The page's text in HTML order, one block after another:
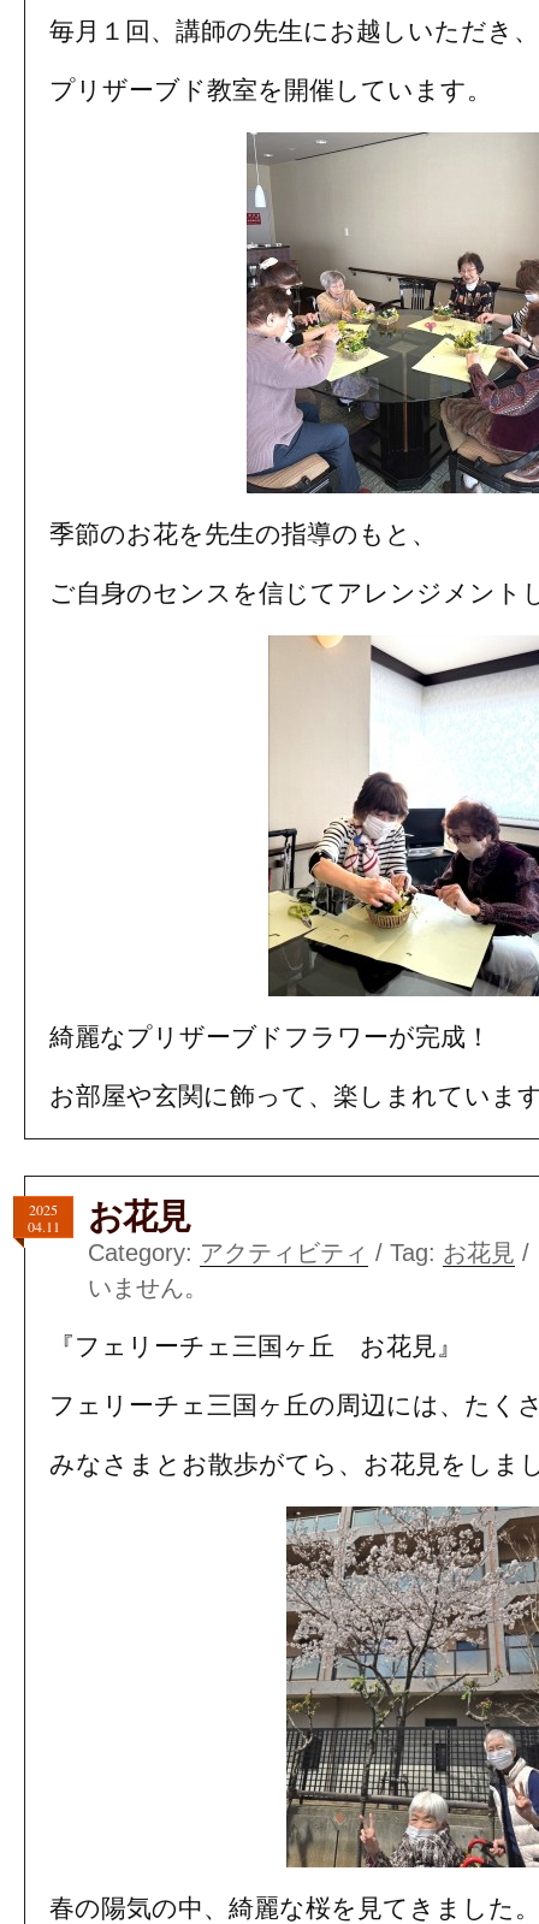
毎月１回、講師の先生にお越しいただき、
プリザーブド教室を開催しています。
季節のお花を先生の指導のもと、
ご自身のセンスを信じてアレンジメント
綺麗なプリザーブドフラワーが完成！
お部屋や玄関に飾って、楽しまれていま
2025
04.11
お花見
Category: アクティビティ / Tag: お花見 /
いません。
『フェリーチェ三国ヶ丘 お花見』
フェリーチェ三国ヶ丘の周辺には、たく
みなさまとお散歩がてら、お花見をしま
春の陽気の中、綺麗な桜を見てきました。